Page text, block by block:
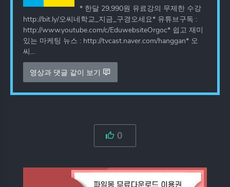
* 한달 29,990원 유료강의 무제한 수강
http://bit.ly/오씨네학교_지금_구경오세요* 유튜브구독 :
http://www.youtube.com/c/EduwebsiteOrgoc* 쉽고 재미
있는 마케팅 뉴스 : http://tvcast.naver.com/hanggan* 오
씨...
영상과 댓글 같이 보기
0